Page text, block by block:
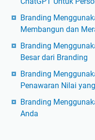
Branding
Membangun dan
Branding
Besar dari Branding
Branding
Penawaran Nilai
Branding
Anda